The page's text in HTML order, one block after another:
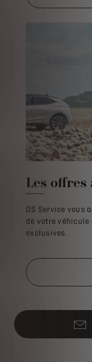
Les
DS Service vous
de votre véhicule
exclusives.